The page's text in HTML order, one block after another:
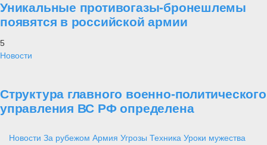
Уникальные противогазы-бронешлемы
появятся в российской армии
5
Новости
Структура главного военно-политического
управления ВС РФ определена
Новости За рубежом Армия Угрозы Техника Уроки мужества